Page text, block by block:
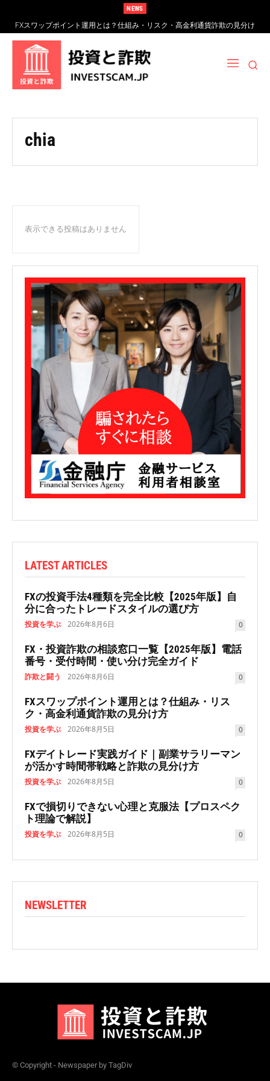
NEWS
FXスワップポイント運用とは？仕組み・リスク・高金利通貨詐欺の見分け
方
chia
表示できる投稿はありません
LATEST ARTICLES
FXの投資手法4種類を完全比較【2025年版】自
分に合ったトレードスタイルの選び方
投資を学ぶ 2026年8月6日 0
FX・投資詐欺の相談窓口一覧【2025年版】電話
番号・受付時間・使い分け完全ガイド
詐欺と闘う 2026年8月6日 0
FXスワップポイント運用とは？仕組み・リス
ク・高金利通貨詐欺の見分け方
投資を学ぶ 2026年8月5日 0
FXデイトレード実践ガイド｜副業サラリーマン
が活かす時間帯戦略と詐欺の見分け方
投資を学ぶ 2026年8月5日 0
FXで損切りできない心理と克服法【プロスペク
ト理論で解説】
投資を学ぶ 2026年8月5日 0
NEWSLETTER
© Copyright - Newspaper by TagDiv